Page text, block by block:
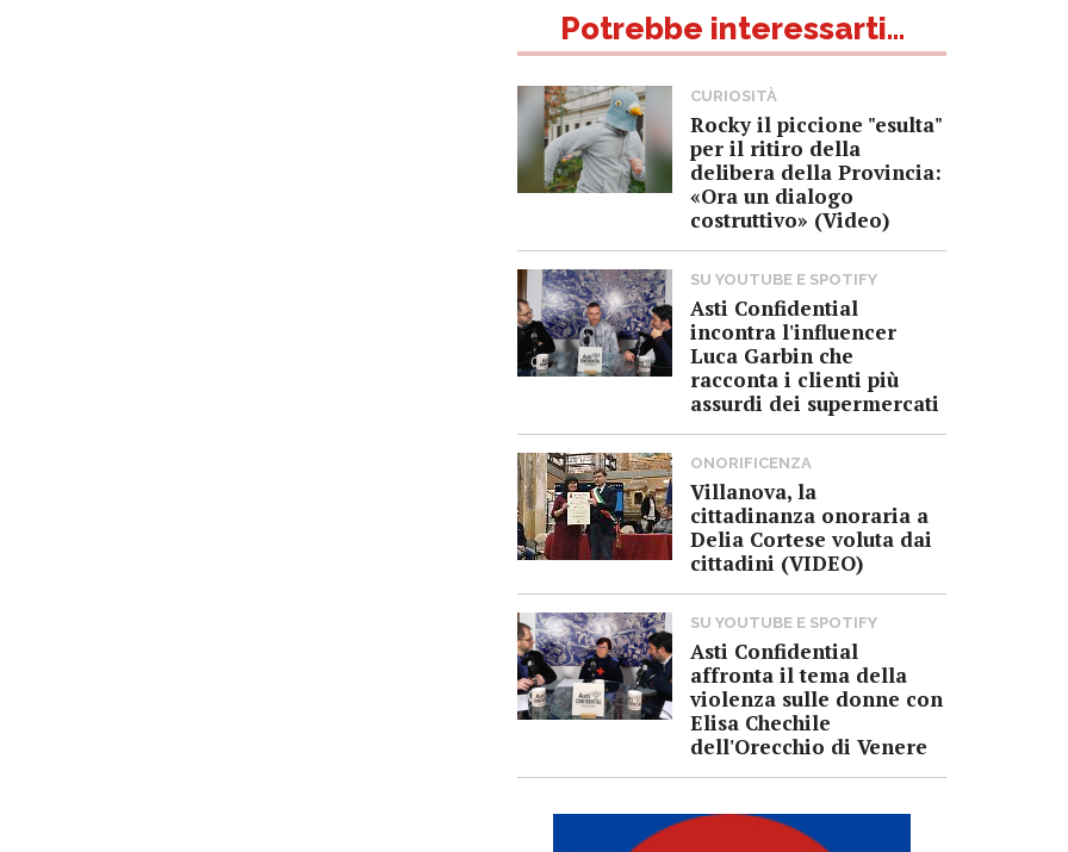
Potrebbe interessarti...
CURIOSITÀ
Rocky il piccione "esulta"
per il ritiro della
delibera della Provincia:
«Ora un dialogo
costruttivo» (Video)
SU YOUTUBE E SPOTIFY
Asti Confidential
incontra l'influencer
Luca Garbin che
racconta i clienti più
assurdi dei supermercati
ONORIFICENZA
Villanova, la
cittadinanza onoraria a
Delia Cortese voluta dai
cittadini (VIDEO)
SU YOUTUBE E SPOTIFY
Asti Confidential
affronta il tema della
violenza sulle donne con
Elisa Chechile
dell'Orecchio di Venere